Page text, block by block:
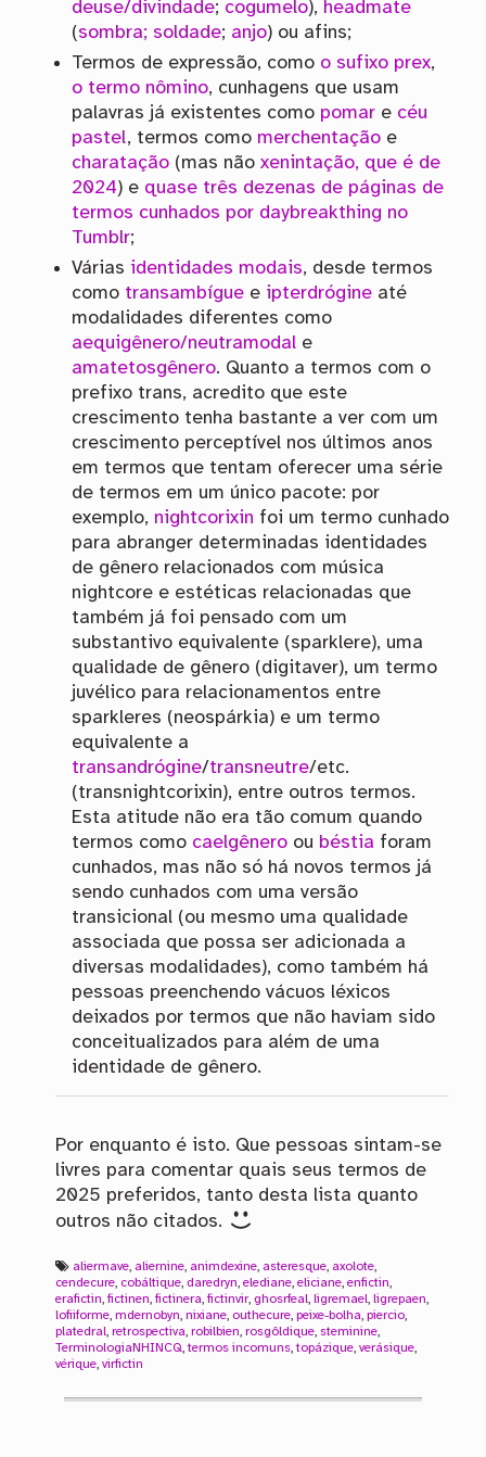
deuse/divindade; cogumelo), headmate
(sombra; soldade; anjo) ou afins;
Termos de expressão, como o sufixo prex,
o termo nômino, cunhagens que usam
palavras já existentes como pomare céu
pastel, termos como merchentaçãoe
charatação(mas não xenintação, que é de
2024) e quase três dezenas de páginas de
termos cunhados por daybreakthing no
Tumblr;
Várias identidades modais, desde termos
como transambíguee ipterdrógineaté
modalidades diferentes como
aequigênero/neutramodale
amatetosgênero. Quanto a termos com o
prefixo trans, acredito que este
crescimento tenha bastante a ver com um
crescimento perceptível nos últimos anos
em termos que tentam oferecer uma série
de termos em um único pacote: por
exemplo, nightcorixin foi um termo cunhado
para abranger determinadas identidades
de gênero relacionados com música
nightcore e estéticas relacionadas que
também já foi pensado com um
substantivo equivalente (sparklere), uma
qualidade de gênero (digitaver), um termo
juvélico para relacionamentos entre
sparkleres (neospárkia) e um termo
equivalente a
transandrógine/transneutre/etc.
(transnightcorixin), entre outros termos.
Esta atitude não era tão comum quando
termos como caelgêneroou béstia foram
cunhados, mas não só há novos termos já
sendo cunhados com uma versão
transicional (ou mesmo uma qualidade
associada que possa ser adicionada a
diversas modalidades), como também há
pessoas preenchendo vácuos léxicos
deixados por termos que não haviam sido
conceitualizados para além de uma
identidade de gênero.
Por enquanto é isto. Que pessoas sintam-se
livres para comentar quais seus termos de
2025 preferidos, tanto desta lista quanto
outros não citados.
aliermave, aliernine, animdexine, asteresque, axolote,
cendecure, cobáltique, daredryn, elediane, eliciane, enfictin,
erafictin,fictinen,fictinera,fictinvir, ghosrfeal, ligremael, ligrepaen,
lofiiforme, mdernobyn, nixiane, outhecure, peixe-bolha, piercio,
platedral, retrospectiva, robilbien, rosgôldique, steminine,
TerminologiaNHINCQ,termos incomuns,topázique, verásique,
vérique, virfictin